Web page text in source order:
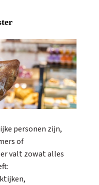
personen zijn,
of
valt zowat alles